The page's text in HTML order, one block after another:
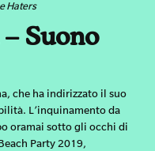
Haters
Suono
che ha indirizzato il suo
L’inquinamento da
oramai sotto gli occhi di
Party 2019,